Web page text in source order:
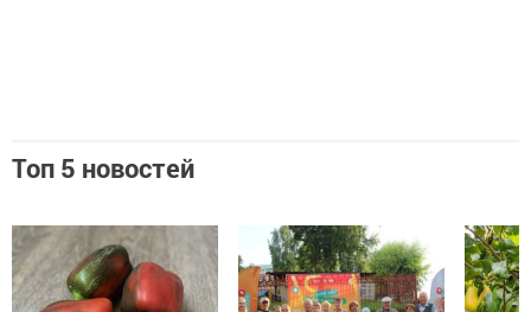
Топ 5 новостей